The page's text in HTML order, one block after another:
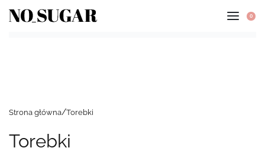
0
Strona główna Torebki
Torebki